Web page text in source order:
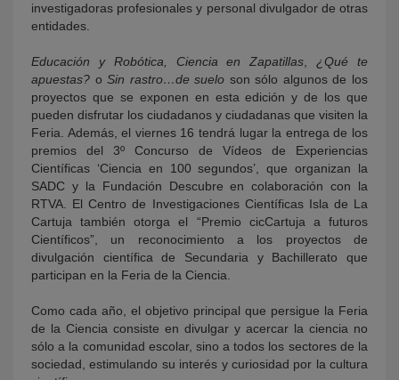
investigadoras profesionales y personal divulgador de otras
entidades.
Educación y Robótica, Ciencia en Zapatillas
¿Qué te
apuestas? oSin rastro…de suelo son sólo algunos de los
proyectos que se exponen en esta edición y de los que
pueden disfrutar los ciudadanos y ciudadanas que visiten la
Feria. Además, el viernes 16 tendrá lugar la entrega de los
premios del 3º Concurso de Vídeos de Experiencias
Científicas ‘Ciencia en 100 segundos’, que organizan la
SADC y la Fundación Descubre en colaboración con la
RTVA. El Centro de Investigaciones Científicas Isla de La
Cartuja también otorga el “Premio cicCartuja a futuros
Científicos”, un reconocimiento a los proyectos de
divulgación científica de Secundaria y Bachillerato que
participan en la Feria de la Ciencia.
Como cada año, el objetivo principal que persigue la Feria
de la Ciencia consiste en divulgar y acercar la ciencia no
sólo a la comunidad escolar, sino a todos los sectores de la
sociedad, estimulando su interés y curiosidad por la cultura